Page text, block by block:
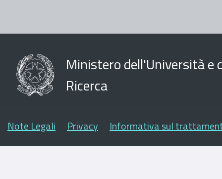
Ministero dell'Università e
Ricerca
Note Legali Privacy Informativa sul